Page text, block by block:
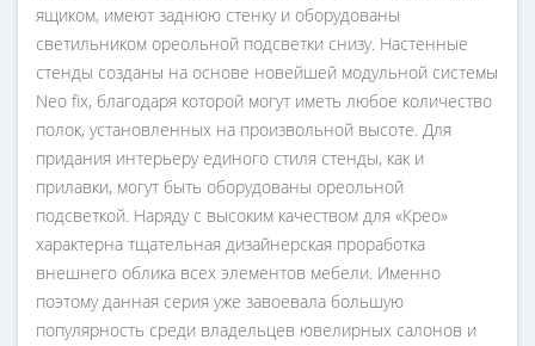
ящиком, имеют заднюю стенку и оборудованы
светильником ореольной подсветки снизу. Настенные
стенды созданы на основе новейшей модульной системы
Neo fix, благодаря которой могут иметь любое количество
полок, установленных на произвольной высоте. Для
придания интерьеру единого стиля стенды, как и
прилавки, могут быть оборудованы ореольной
подсветкой. Наряду с высоким качеством для «Крео»
характерна тщательная дизайнерская проработка
внешнего облика всех элементов мебели. Именно
поэтому данная серия уже завоевала большую
популярность среди владельцев ювелирных салонов и